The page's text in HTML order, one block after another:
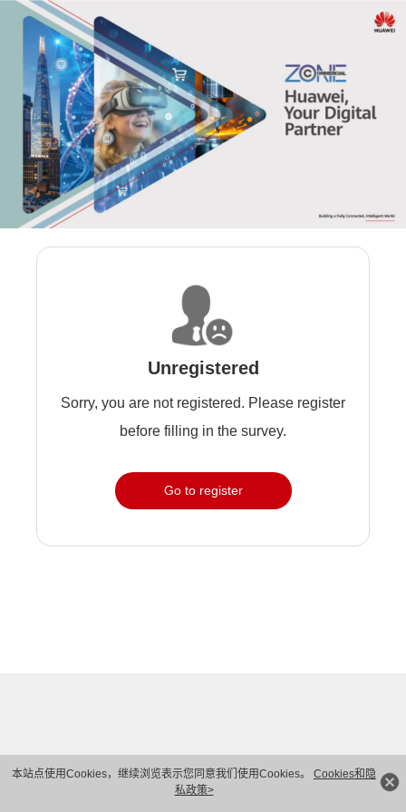
本站点使用Cookies，继续浏览表示您同意我们使用Cookies。 Cookies和隐
私政策>
Unregistered
Sorry, you are not registered. Please register
before filling in the survey.
Go to register